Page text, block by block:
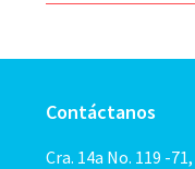
Contáctanos
Cra. 14a No. 119 -